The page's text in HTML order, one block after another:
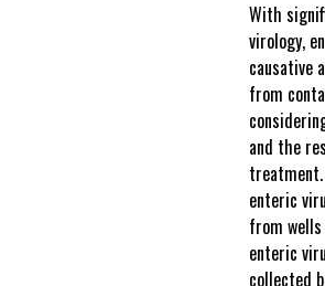
With
virology,
causative
from
and the
enteric
from
enteric
collected